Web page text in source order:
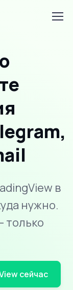
в
нужно.
только
сейчас